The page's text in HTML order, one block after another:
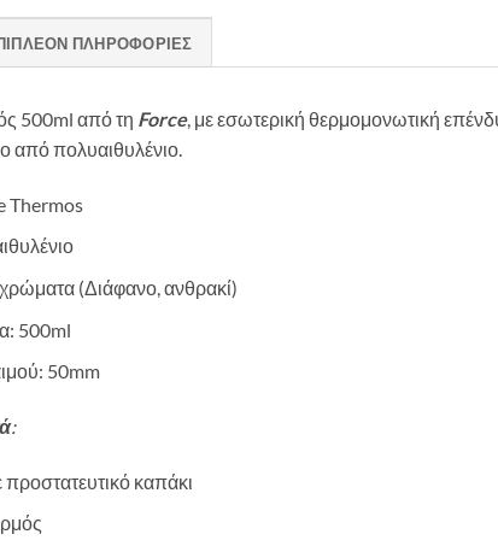
ΠΛΗΡΟΦΟΡΊΕΣ
500ml από τη Force, με εσωτερική θερμομονωτική
από πολυαιθυλένιο.
Thermos
(Διάφανο, ανθρακί)
500ml
50mm
:
καπάκι